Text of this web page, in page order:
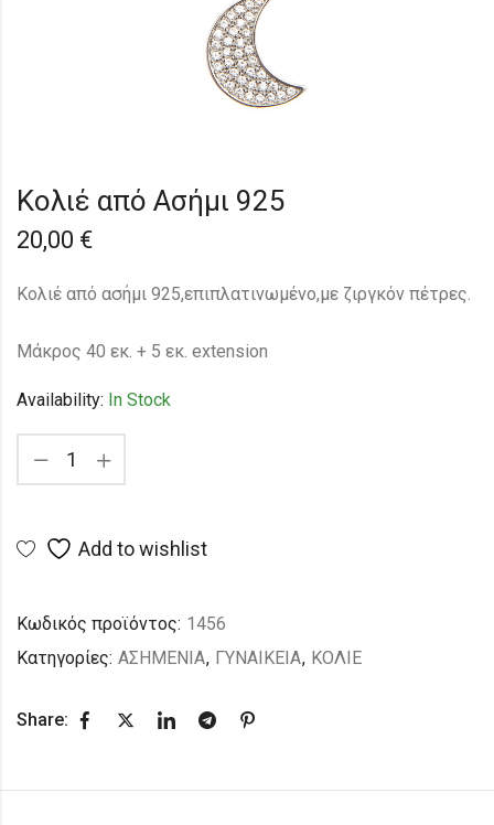
Κολιέ από Ασήμι 925
20,00 €
Κολιέ από ασήμι 925,επιπλατινωμένο,με ζιργκόν πέτρες.
Μάκρος 40 εκ. + 5 εκ. extension
Availability: In Stock
Add to wishlist
Κωδικός προϊόντος: 1456
Κατηγορίες: ΑΣΗΜΕΝΙΑ, ΓΥΝΑΙΚΕΙΑ, ΚΟΛΙΕ
Share: